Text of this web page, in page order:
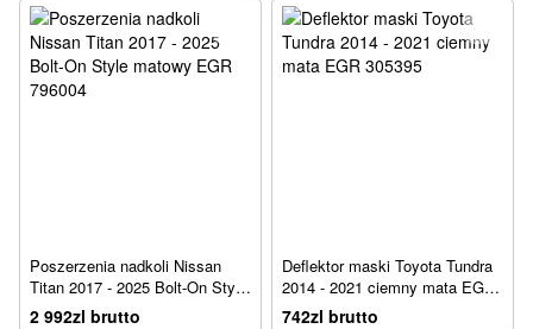
Poszerzenia nadkoli Nissan
Titan 2017 - 2025 Bolt-On Style
matowy EGR 796004
2 992zl brutto
Deflektor maski Toyota Tundra
2014 - 2021 ciemny mata EGR
305395
742zl brutto